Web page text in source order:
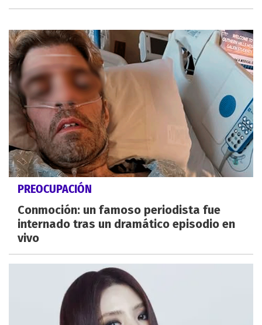
PREOCUPACIÓN
Conmoción: un famoso periodista fue
internado tras un dramático episodio en
vivo